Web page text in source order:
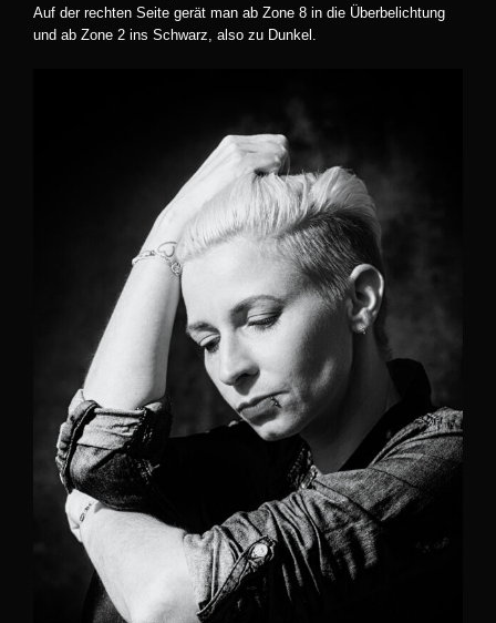
Auf der rechten Seite gerät man ab Zone 8 in die Überbelichtung
und ab Zone 2 ins Schwarz, also zu Dunkel.